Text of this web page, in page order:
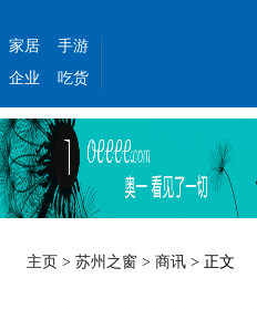
家居
手游
企业
吃货
主页 >苏州之窗 >商讯 > 正文